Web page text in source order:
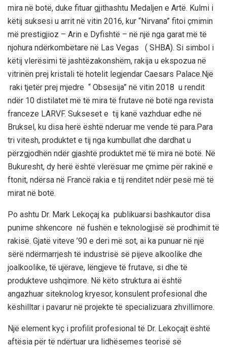
mira në botë, duke fituar gjithashtu Medaljen e Artë. Kulmi i
këtij suksesi u arrit në vitin 2016, kur “Nirvana” fitoi çmimin
më prestigjioz – Arin e Dyfishtë – në një nga garat më të
njohura ndërkombëtare në Las Vegas ( SHBA). Si simbol i
këtij vlerësimi të jashtëzakonshëm, rakija u ekspozua në
vitrinën prej kristali të hotelit legjendar Caesars Palace.Një
raki tjetër prej mjedre “ Obsesija” në vitin 2018 u rendit
ndër 10 distilatet më të mira të frutave në botë nga revista
franceze LARVF. Sukseset e tij kanë vazhduar edhe në
Bruksel, ku disa herë është nderuar me vende të para.Para
tri vitesh, produktet e tij nga kumbullat dhe dardhat u
përzgjodhën ndër gjashtë produktet më të mira në botë. Në
Bukuresht, dy herë është vlerësuar me çmime për rakinë e
ftonit, ndërsa në Francë rakia e tij renditet ndër pesë më të
mirat në botë.
Po ashtu Dr. Mark Lekoçaj ka publikuarsi bashkautor disa
punime shkencore në fushën e teknologjisë së prodhimit të
rakisë. Gjatë viteve ’90 e deri më sot, ai ka punuar në një
sërë ndërmarrjesh të industrisë së pijeve alkoolike dhe
joalkoolike, të ujërave, lëngjeve të frutave, si dhe të
produkteve ushqimore. Në këto struktura ai është
angazhuar siteknolog kryesor, konsulent profesional dhe
këshilltar i pavarur në projekte të specializuara zhvillimore.
Një element kyç i profilit profesional të Dr. Lekoçajt është
aftësia për të ndërtuar ura lidhësemes teorisë së